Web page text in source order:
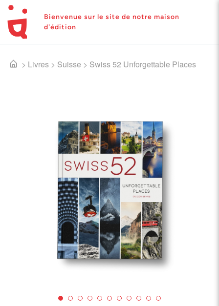
Bienvenue sur le site de notre maison
d'édition
> Livres > Suisse > Swiss 52 Unforgettable Places